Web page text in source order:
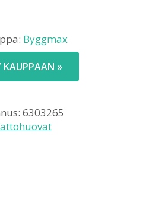
Byggmax
KAUPPAAN »
6303265